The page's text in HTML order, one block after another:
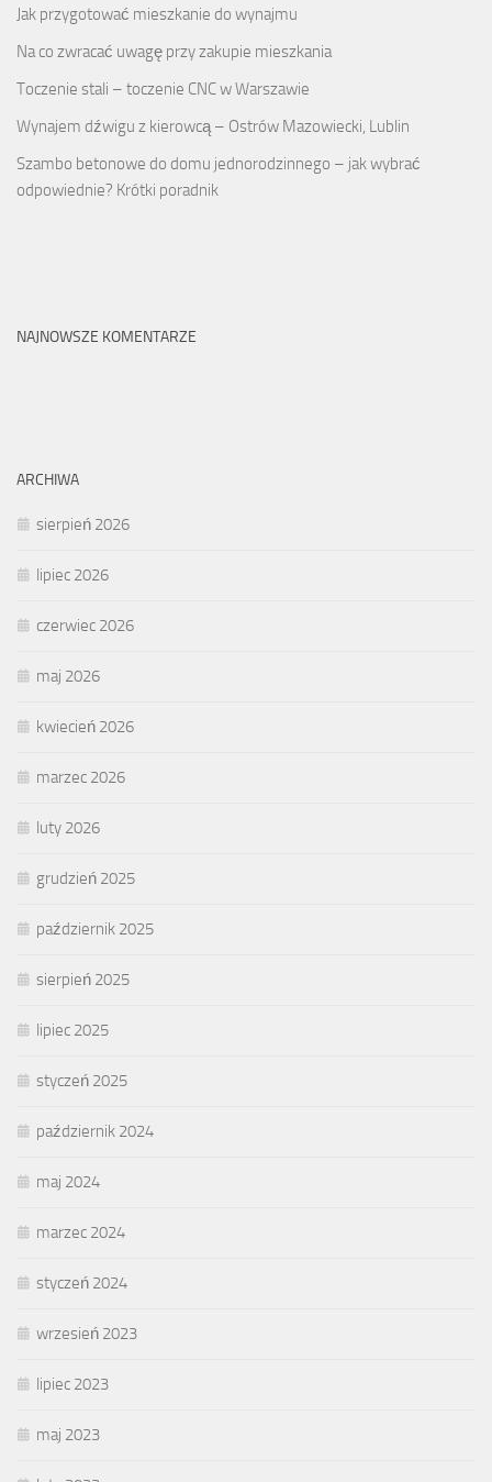
Jak przygotować mieszkanie do wynajmu
Na co zwracać uwagę przy zakupie mieszkania
Toczenie stali – toczenie CNC w Warszawie
Wynajem dźwigu z kierowcą – Ostrów Mazowiecki, Lublin
Szambo betonowe do domu jednorodzinnego – jak wybrać
odpowiednie? Krótki poradnik
NAJNOWSZE KOMENTARZE
ARCHIWA
sierpień 2026
lipiec 2026
czerwiec 2026
maj 2026
kwiecień 2026
marzec 2026
luty 2026
grudzień 2025
październik 2025
sierpień 2025
lipiec 2025
styczeń 2025
październik 2024
maj 2024
marzec 2024
styczeń 2024
wrzesień 2023
lipiec 2023
maj 2023